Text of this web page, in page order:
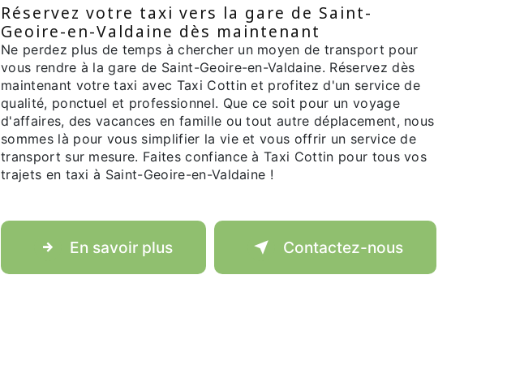
Réservez votre taxi vers la gare de Saint-
Geoire-en-Valdaine dès maintenant
Ne perdez plus de temps à chercher un moyen de transport pour
vous rendre à la gare de Saint-Geoire-en-Valdaine. Réservez dès
maintenant votre taxi avec Taxi Cottin et profitez d'un service de
qualité, ponctuel et professionnel. Que ce soit pour un voyage
d'affaires, des vacances en famille ou tout autre déplacement, nous
sommes là pour vous simplifier la vie et vous offrir un service de
transport sur mesure. Faites confiance à Taxi Cottin pour tous vos
trajets en taxi à Saint-Geoire-en-Valdaine !
En savoir plus Contactez-nous